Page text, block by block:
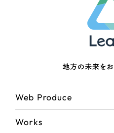
地方の未来をお
Web Produce
Works